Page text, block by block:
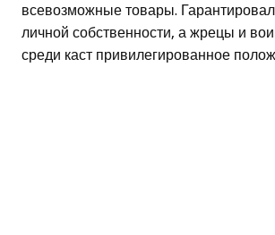
всевозможные товары.
личной собственности, а жрецы и
среди каст привилегированное